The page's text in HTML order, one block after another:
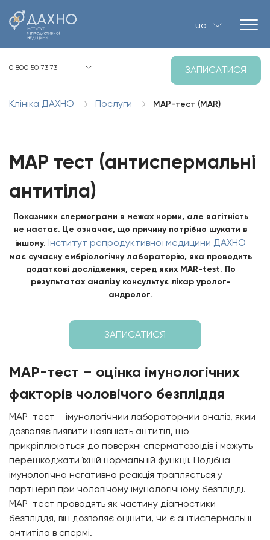
0 800 50 73 73
ua
ЗАПИСАТИСЯ
Клініка ДАХНО → Послуги → МАР-тест (MAR)
МАР тест (антиспермальні
антитіла)
Показники спермограми в межах норми, але вагітність
не настає. Це означає, що причину потрібно шукати в
іншому. Інститут репродуктивної медицини ДАХНО
має сучасну ембріологічну лабораторію, яка проводить
додаткові дослідження, серед яких MAR-test. По
результатах аналізу консультує лікар уролог-
андролог.
ЗАПИСАТИСЯ
МАР-тест – оцінка імунологічних
факторів чоловічого безпліддя
МАР-тест – імунологічний лабораторний аналіз, який
дозволяє виявити наявність антитіл, що
прикріплюються до поверхні сперматозоїдів і можуть
перешкоджати їхній нормальній функції. Подібна
імунологічна негативна реакція трапляється у
партнерів при чоловічому імунологічному безплідді.
МАР-тест проводять як частину діагностики
безпліддя, він дозволяє оцінити, чи є антиспермальні
антитіла в спермі.